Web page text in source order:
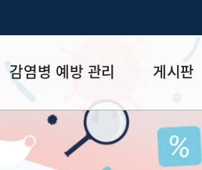
감염병 예방 관리
감염병 예방 관리
게시판
공지사항